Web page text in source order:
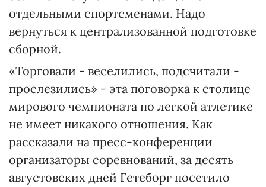
отдельными спортсменами. Надо
вернуться к централизованной подготовке
сборной.
«Торговали - веселились, подсчитали -
прослезились» - эта поговорка к столице
мирового чемпионата по легкой атлетике
не имеет никакого отношения. Как
рассказали на пресс-конференции
организаторы соревнований, за десять
августовских дней Гетеборг посетило